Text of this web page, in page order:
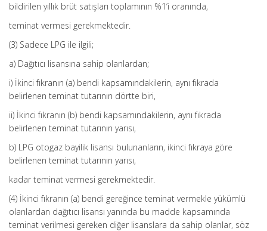
bildirilen yıllık brüt satışları toplamının %1’i oranında,
teminat vermesi gerekmektedir.
(3) Sadece LPG ile ilgili;
a) Dağıtıcı lisansına sahip olanlardan;
i) İkinci fıkranın (a) bendi kapsamındakilerin, aynı fıkrada
belirlenen teminat tutarının dörtte biri,
ii) İkinci fıkranın (b) bendi kapsamındakilerin, aynı fıkrada
belirlenen teminat tutarının yarısı,
b) LPG otogaz bayilik lisansı bulunanların, ikinci fıkraya göre
belirlenen teminat tutarının yarısı,
kadar teminat vermesi gerekmektedir.
(4) İkinci fıkranın (a) bendi gereğince teminat vermekle yükümlü
olanlardan dağıtıcı lisansı yanında bu madde kapsamında
teminat verilmesi gereken diğer lisanslara da sahip olanlar, söz